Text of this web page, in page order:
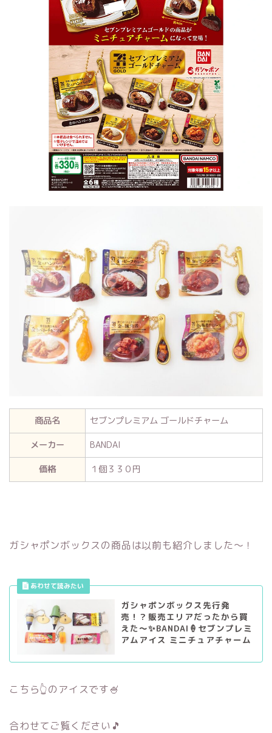
商品名
セブンプレミアム ゴールドチャーム
メーカー
BANDAI
価格
１個３３０円
ガシャポンボックスの商品は以前も紹介しました～！
ガシャポンボックス先行発
売！？販売エリアだったから買
えた～✨BANDAI🍦セブンプレミ
アムアイス ミニチュアチャーム
こちら👆のアイスです🍧
合わせてご覧ください🎵